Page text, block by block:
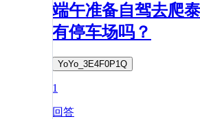
端午准备自驾去爬
有停车场吗？
YoYo_3E4F0P1Q
1
回答